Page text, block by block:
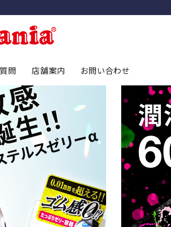
サガミ ジェクス
スリムサイズ
アストログライド iroha
bda オーガニック PLAY&JOY
問 店舗案内 お問い合わせ